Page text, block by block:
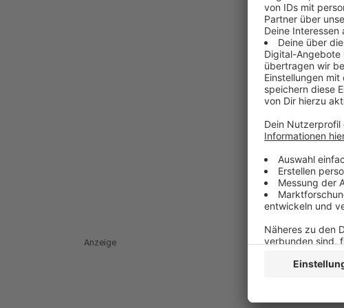
Anzeige